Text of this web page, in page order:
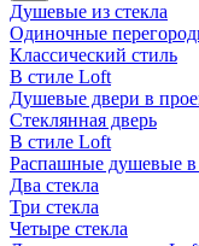
Душевые из стекла
Одиночные
Классический стиль
В стиле Loft
Душевые двери в
Стеклянная дверь
В стиле Loft
Распашные душевые
Два стекла
Три стекла
Четыре стекла